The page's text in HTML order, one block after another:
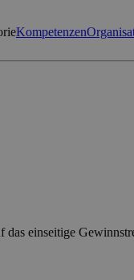
Kompetenzen
einseitige